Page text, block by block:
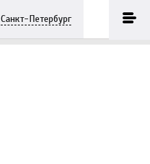
Санкт-ПетербургПОЗВОНИТЬ